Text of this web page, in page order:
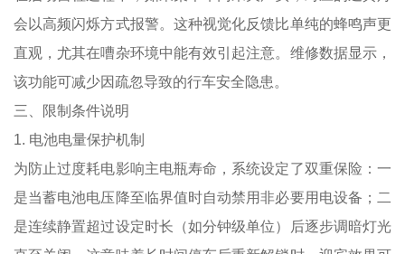
会以高频闪烁方式报警。这种视觉化反馈比单纯的蜂鸣声更
直观，尤其在嘈杂环境中能有效引起注意。维修数据显示，
该功能可减少因疏忽导致的行车安全隐患。
三、限制条件说明
1. 电池电量保护机制
为防止过度耗电影响主电瓶寿命，系统设定了双重保险：一
是当蓄电池电压降至临界值时自动禁用非必要用电设备；二
是连续静置超过设定时长（如分钟级单位）后逐步调暗灯光